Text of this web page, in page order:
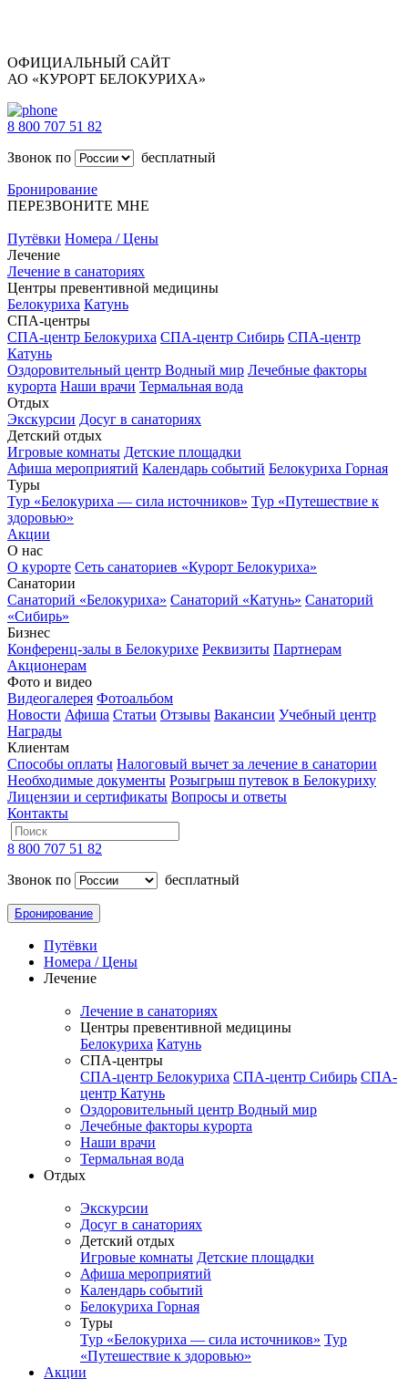
ОФИЦИАЛЬНЫЙ САЙТ
АО «КУРОРТ БЕЛОКУРИХА»
8 800 707 51 82
Звонок по
бесплатный
Бронирование
ПЕРЕЗВОНИТЕ МНЕ
Путёвки Номера / Цены
Лечение
Лечение в санаториях
Центры превентивной медицины
Белокуриха Катунь
СПА-центры
СПА-центр Белокуриха СПА-центр Сибирь СПА-центр
Катунь
Оздоровительный центр Водный мир Лечебные факторы
курорта Наши врачи Термальная вода
Отдых
Экскурсии Досуг в санаториях
Детский отдых
Игровые комнаты Детские площадки
Афиша мероприятий Календарь событий Белокуриха Горная
Туры
Тур «Белокуриха — сила источников» Тур «Путешествие к
здоровью»
Акции
О нас
О курорте Сеть санаториев «Курорт Белокуриха»
Санатории
Санаторий «Белокуриха» Санаторий «Катунь» Санаторий
«Сибирь»
Бизнес
Конференц-залы в Белокурихе Реквизиты Партнерам
Акционерам
Фото и видео
Видеогалерея Фотоальбом
Новости Афиша Статьи Отзывы Вакансии Учебный центр
Награды
Клиентам
Способы оплаты Налоговый вычет за лечение в санатории
Необходимые документы Розыгрыш путевок в Белокуриху
Лицензии и сертификаты Вопросы и ответы
Контакты
8 800 707 51 82
Звонок по
бесплатный
Бронирование
Путёвки
Номера / Цены
Лечение
Лечение в санаториях
Центры превентивной медицины
Белокуриха Катунь
СПА-центры
СПА-центр Белокуриха СПА-центр Сибирь СПА-
центр Катунь
Оздоровительный центр Водный мир
Лечебные факторы курорта
Наши врачи
Термальная вода
Отдых
Экскурсии
Досуг в санаториях
Детский отдых
Игровые комнаты Детские площадки
Афиша мероприятий
Календарь событий
Белокуриха Горная
Туры
Тур «Белокуриха — сила источников» Тур
«Путешествие к здоровью»
Акции